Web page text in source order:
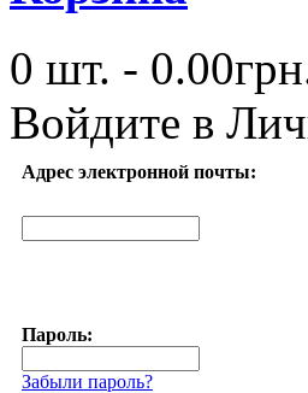
0 шт. -
Войдите в
Адрес электронной почты:
Пароль:
Забыли пароль?